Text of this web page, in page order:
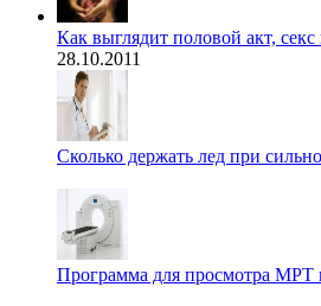
Как выглядит половой акт,
28.10.2011
Сколько держать лед при
Программа для просмотра МРТ